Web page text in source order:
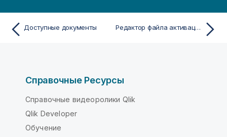
Доступные документы Редактор файла активации лицензии
Справочные Ресурсы
Справочные видеоролики Qlik
Qlik Developer
Обучение